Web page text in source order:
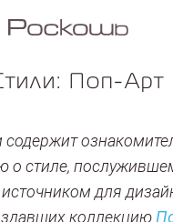
Поп-Арт
содержит
о стиле,
для
коллекцию